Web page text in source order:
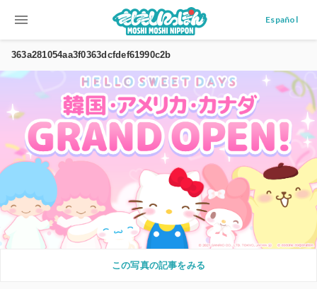
menu Español
363a281054aa3f0363dcfdef61990c2b
この写真の記事をみる